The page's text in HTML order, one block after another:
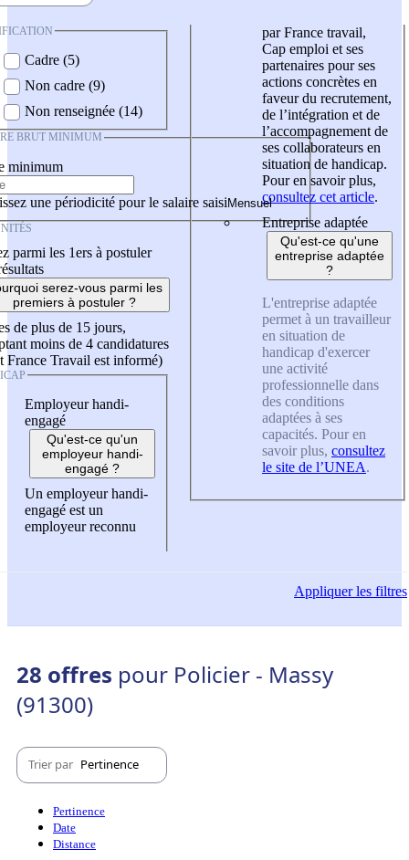
Cadre (5)
Non cadre (9)
Non renseignée (14)
BRUT MINIMUM
minimum
une périodicité pour le salaire saisi
parmi les 1ers à postuler
serez-vous parmi les
premiers à postuler ?
de plus de 15 jours,
moins de 4 candidatures
France Travail est informé)
Employeur handi-
engagé
Qu'est-ce qu'un
employeur handi-
engagé ?
Un employeur handi-
engagé est un
employeur reconnu
par France travail,
Cap emploi et ses
partenaires pour ses
actions concrètes en
faveur du recrutement,
de l’intégration et de
l’accompagnement de
ses collaborateurs en
situation de handicap.
Pour en savoir plus,
consultez cet article.
Entreprise adaptée
Qu'est-ce qu'une
entreprise adaptée
?
L'entreprise adaptée
permet à un travailleur
en situation de
handicap d'exercer
une activité
professionnelle dans
des conditions
adaptées à ses
capacités. Pour en
savoir plus, consultez
le site de l’UNEA.
Appliquerles filtres
28 offres pour Policier - Massy
(91300)
Trier par Pertinence
Pertinence
Date
Distance